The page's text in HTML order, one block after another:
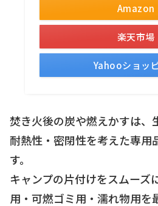
Amazon
楽天市場
Yahooショッ
焚き火後の炭や燃えかすは、
耐熱性・密閉性を考えた専用
す。
キャンプの片付けをスムーズ
用・可燃ゴミ用・濡れ物用を